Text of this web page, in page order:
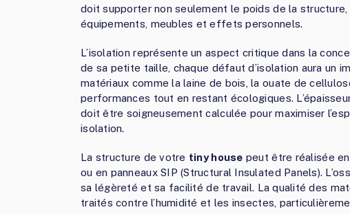
doit supporter non seulement le poids de la
équipements, meubles et effets personnels.
L’isolation représente un aspect critique dans la
de sa petite taille, chaque défaut d’isolation aura un
matériaux comme la laine de bois, la ouate de
performances tout en restant écologiques.
doit être soigneusement calculée pour maximiser
isolation.
La structure de votre tiny house peut être réalisée
ou en panneaux SIP (Structural Insulated Panels).
sa légèreté et sa facilité de travail. La qualité des
traités contre l’humidité et les insectes,